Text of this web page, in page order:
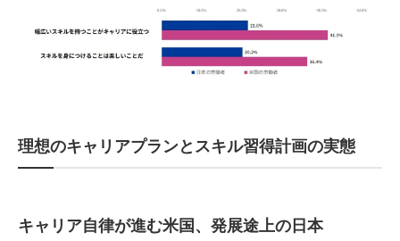
理想のキャリアプランとスキル習得計画の実態
キャリア自律が進む米国、発展途上の日本